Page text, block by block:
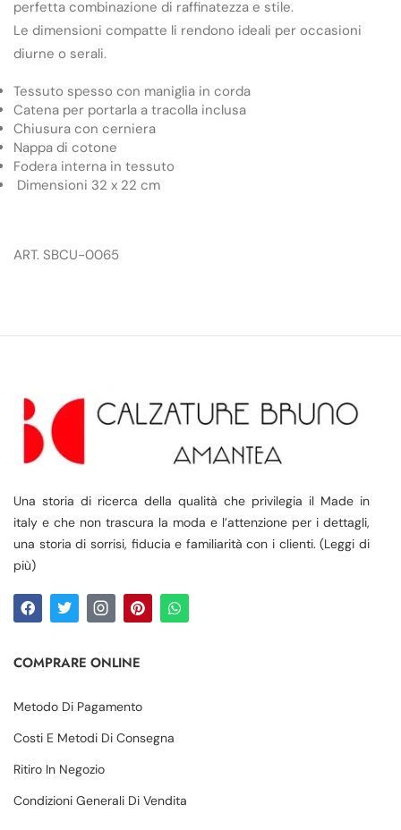
perfetta combinazione di raffinatezza e stile.
Le dimensioni compatte li rendono ideali per occasioni
diurne o serali.
Tessuto spesso con maniglia in corda
Catena per portarla a tracolla inclusa
Chiusura con cerniera
Nappa di cotone
Fodera interna in tessuto
Dimensioni 32 x 22 cm
ART. SBCU-0065
Una storia di ricerca della qualità che privilegia il Made in
italy e che non trascura la moda e l’attenzione per i dettagli,
una storia di sorrisi, fiducia e familiarità con i clienti. (Leggi di
più)
COMPRARE ONLINE
Metodo Di Pagamento
Costi E Metodi Di Consegna
Ritiro In Negozio
Condizioni Generali Di Vendita